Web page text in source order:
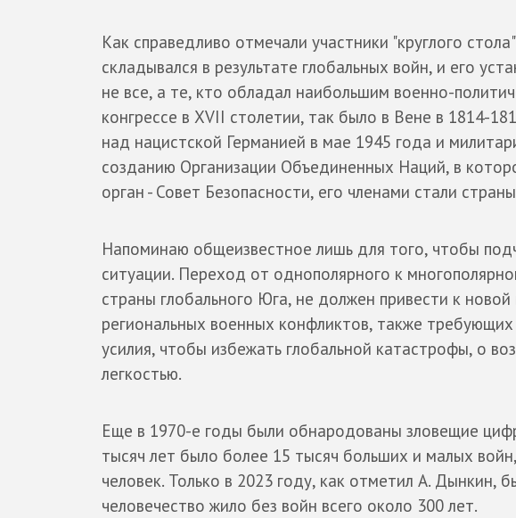
Как справедливо отмечали участники "круглого
складывался в результате глобальных войн, и его
не все, а те, кто обладал наибольшим военно-
конгрессе в ХVII столетии, так было в Вене в 1814-
над нацистской Германией в мае 1945 года и
созданию Организации Объединенных Наций, в
орган - Совет Безопасности, его членами стали
Напоминаю общеизвестное лишь для того, чтобы
ситуации. Переход от однополярного к
страны глобального Юга, не должен привести к
региональных военных конфликтов, также
усилия, чтобы избежать глобальной катастрофы, о
легкостью.
Еще в 1970-е годы были обнародованы зловещие
тысяч лет было более 15 тысяч больших и малых
человек. Только в 2023 году, как отметил А. Дынкин,
человечество жило без войн всего около 300 лет.